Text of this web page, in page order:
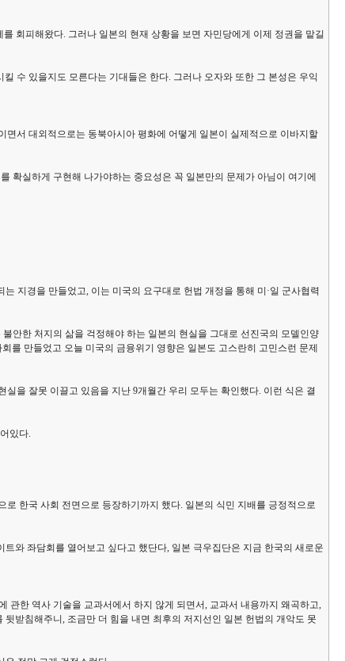
회피해왔다. 그러나 일본의 현재 상황을 보면 자민당에게 이제 정권을 맡길
수 있을지도 모른다는 기대들은 한다. 그러나 오자와 또한 그 본성은 우익
서 대외적으로는 동북아시아 평화에 어떻게 일본이 실제적으로 이바지할
확실하게 구현해 나가야하는 중요성은 꼭 일본만의 문제가 아님이 여기에
지경을 만들었고, 이는 미국의 요구대로 헌법 개정을 통해 미·일 군사협력
안한 처지의 삶을 걱정해야 하는 일본의 현실을 그대로 선진국의 모델인양
를 만들었고 오늘 미국의 금융위기 영향은 일본도 고스란히 고민스런 문제
을 잘못 이끌고 있음을 지난 9개월간 우리 모두는 확인했다. 이런 식은 결
있다.
한국 사회 전면으로 등장하기까지 했다. 일본의 식민 지배를 긍정적으로
와 좌담회를 열어보고 싶다고 했단다, 일본 극우집단은 지금 한국의 새로운
관한 역사 기술을 교과서에서 하지 않게 되면서, 교과서 내용까지 왜곡하고,
받침해주니, 조금만 더 힘을 내면 최후의 저지선인 일본 헌법의 개악도 못